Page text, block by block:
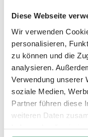
Diese Webseite
Wir verwenden
personalisieren,
zu können und die
analysieren.
Verwendung unserer
soziale Medien,
Partner führen diese
weiteren Daten
2015 die Top 3.
ABC Design erweitert
Sowohl als